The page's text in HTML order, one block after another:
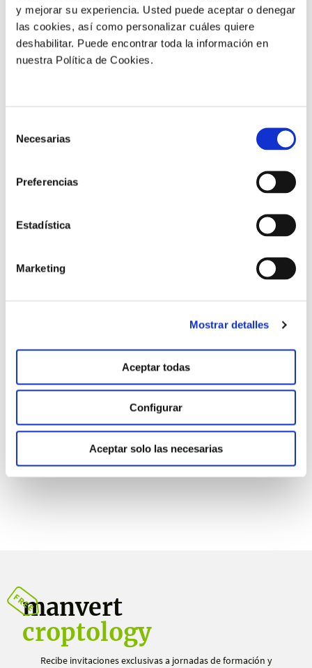
y mejorar su experiencia. Usted puede aceptar o denegar
las cookies, así como personalizar cuáles quiere
deshabilitar. Puede encontrar toda la información en
nuestra Política de Cookies.
Necesarias
Preferencias
Estadística
Marketing
Mostrar detalles
Aceptar todas
Configurar
Aceptar solo las necesarias
Aplícalo en
Banano Berries
Ayudar a superar períodos de estrés
Reducir estrés post-trasplante
manvert
croptology
Recibe invitaciones exclusivas a jornadas de formación y